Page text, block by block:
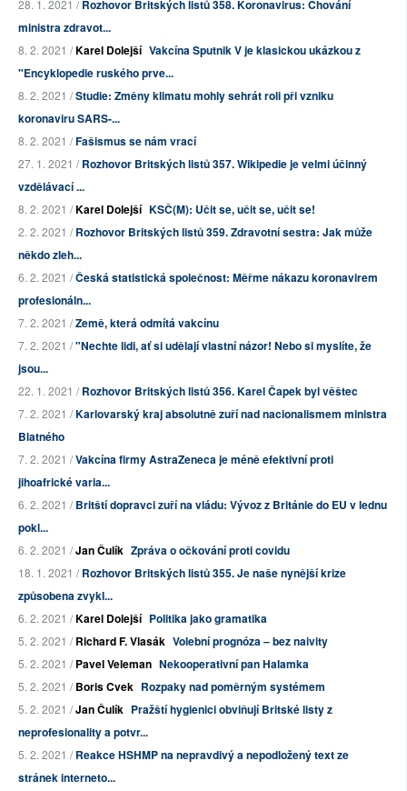
28. 1. 2021 /Rozhovor Britských listů 358. Koronavirus: Chování
ministra zdravot...
8. 2. 2021 /Karel Dolejší Vakcína Sputnik V je klasickou ukázkou z
"Encyklopedie ruského prve...
8. 2. 2021 /Studie: Změny klimatu mohly sehrát roli při vzniku
koronaviru SARS-...
8. 2. 2021 /Fašismus se nám vrací
27. 1. 2021 /Rozhovor Britských listů 357. Wikipedie je velmi účinný
vzdělávací ...
8. 2. 2021 /Karel Dolejší KSČ(M): Učit se, učit se, učit se!
2. 2. 2021 /Rozhovor Britských listů 359. Zdravotní sestra: Jak může
někdo zleh...
6. 2. 2021 /Česká statistická společnost: Měřme nákazu koronavirem
profesionáln...
7. 2. 2021 /Země, která odmítá vakcínu
7. 2. 2021 /"Nechte lidi, ať si udělají vlastní názor! Nebo si myslíte, že
jsou...
22. 1. 2021 /Rozhovor Britských listů 356. Karel Čapek byl věštec
7. 2. 2021 /Karlovarský kraj absolutně zuří nad nacionalismem ministra
Blatného
7. 2. 2021 /Vakcína firmy AstraZeneca je méně efektivní proti
jihoafrické varia...
6. 2. 2021 /Britští dopravci zuří na vládu: Vývoz z Británie do EU v lednu
pokl...
6. 2. 2021 /Jan Čulík Zpráva o očkování proti covidu
18. 1. 2021 /Rozhovor Britských listů 355. Je naše nynější krize
způsobena zvykl...
6. 2. 2021 /Karel Dolejší Politika jako gramatika
5. 2. 2021 /Richard F. Vlasák Volební prognóza – bez naivity
5. 2. 2021 /Pavel Veleman Nekooperativní pan Halamka
5. 2. 2021 /Boris Cvek Rozpaky nad poměrným systémem
5. 2. 2021 /Jan Čulík Pražští hygienici obviňují Britské listy z
neprofesionality a potvr...
5. 2. 2021 /Reakce HSHMP na nepravdivý a nepodložený text ze
stránek interneto...